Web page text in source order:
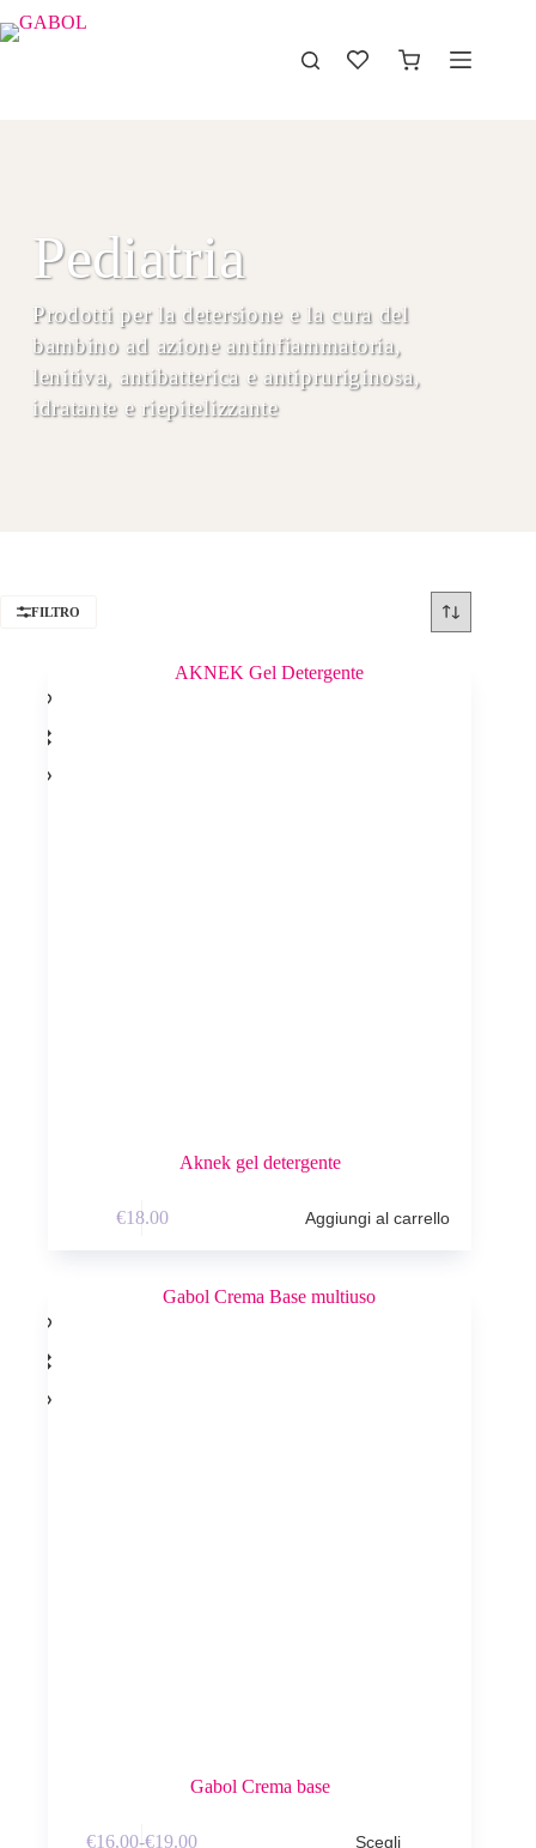
Pediatria
Prodotti per la detersione e la cura del
bambino ad azione antinfiammatoria,
lenitiva, antibatterica e antipruriginosa,
idratante e riepitelizzante
FILTRO
Aknek gel detergente
€18.00 Aggiungi al carrello
Gabol Crema base
€16.00-€19.00 Scegli